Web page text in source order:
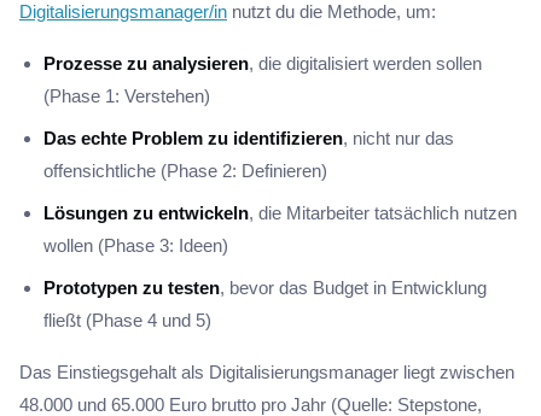
Digitalisierungsmanager/in nutzt du die Methode, um:
Prozesse zu analysieren, die digitalisiert werden sollen
(Phase 1: Verstehen)
Das echte Problem zu identifizieren, nicht nur das
offensichtliche (Phase 2: Definieren)
Lösungen zu entwickeln, die Mitarbeiter tatsächlich nutzen
wollen (Phase 3: Ideen)
Prototypen zu testen, bevor das Budget in Entwicklung
fließt (Phase 4 und 5)
Das Einstiegsgehalt als Digitalisierungsmanager liegt zwischen
48.000 und 65.000 Euro brutto pro Jahr (Quelle: Stepstone,